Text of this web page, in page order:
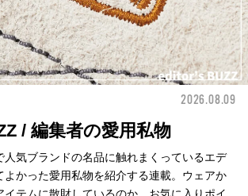
2026.08.09
/ 編集者の愛用私物
人気ブランドの名品に触れまくっているエデ
よかった愛用私物を紹介する連載。ウェアか